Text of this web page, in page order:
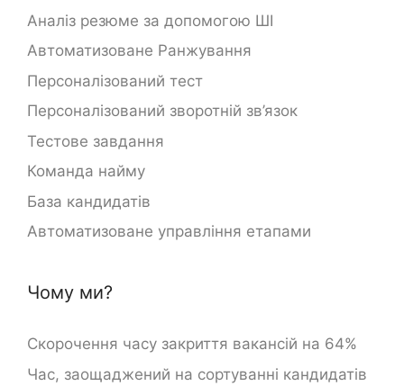
Аналіз резюме за допомогою ШІ
Автоматизоване Ранжування
Персоналізований тест
Персоналізований зворотній зв’язок
Тестове завдання
Команда найму
База кандидатів
Автоматизоване управління етапами
Чому ми?
Скорочення часу закриття вакансій на 64%
Час, заощаджений на сортуванні кандидатів